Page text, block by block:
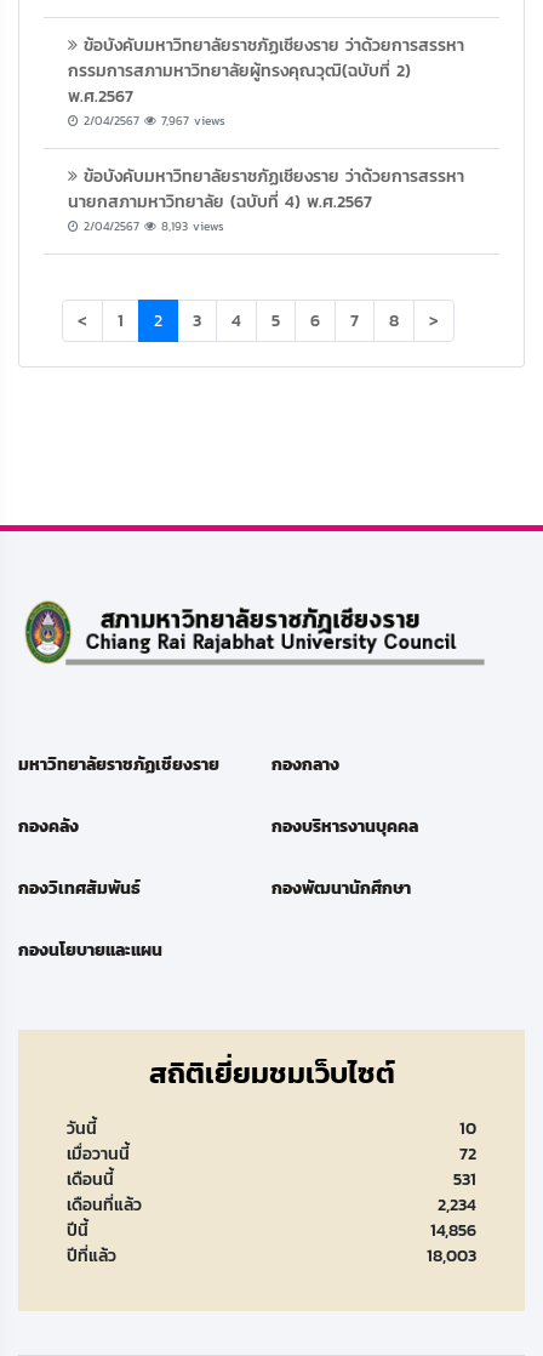
ข้อบังคับมหาวิทยาลัยราชภัฏเชียงราย ว่าด้วยการสรรหา
กรรมการสภามหาวิทยาลัยผู้ทรงคุณวุฒิ(ฉบับที่ 2)
พ.ศ.2567
2/04/2567 7,967 views
ข้อบังคับมหาวิทยาลัยราชภัฏเชียงราย ว่าด้วยการสรรหา
นายกสภามหาวิทยาลัย (ฉบับที่ 4) พ.ศ.2567
2/04/2567 8,193 views
< 1 2(current)
3 4 5 6 7 8 >
มหาวิทยาลัยราชภัฏเชียงราย กองกลาง
กองคลัง กองบริหารงานบุคคล
กองวิเทศสัมพันธ์ กองพัฒนานักศึกษา
กองนโยบายและแผน
สถิติเยี่ยมชมเว็บไซต์
วันนี้
10
เมื่อวานนี้
72
เดือนนี้
531
เดือนที่แล้ว
2,234
ปีนี้
14,856
ปีที่แล้ว
18,003